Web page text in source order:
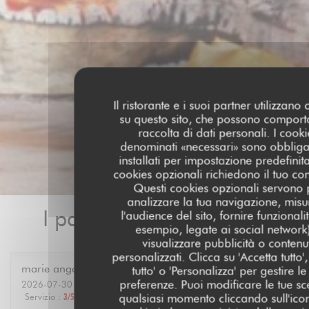
Il ristorante e i suoi partner utilizzano
su questo sito, che possono
raccolta di dati personali. I
denominati «necessari» sono
installati per impostazione
cookies opzionali richiedono il tuo
Questi cookies opzionali servono
analizzare la tua navigazione,
l'audience del sito, fornire
esempio, legate ai social
visualizzare pubblicità o
personalizzati. Clicca su 'Accetta
tutto' o 'Personalizza' per gestire le
preferenze. Puoi modificare le tue
qualsiasi momento cliccando
I pareri dei nostri clienti
marie ange
2026-07-30 - 12:30 - Ospiti 6
Servizio : 3/5 : 4/5 Cucina : 4/5 Qualità / Prezzo: 4/5